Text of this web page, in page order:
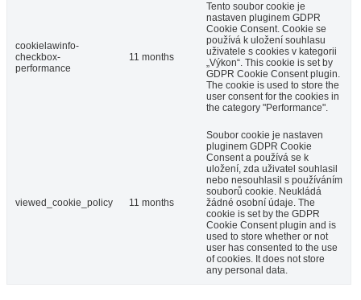
cookielawinfo-
checkbox-
performance
11 months
Tento soubor cookie je
nastaven pluginem GDPR
Cookie Consent. Cookie se
používá k uložení souhlasu
uživatele s cookies v kategorii
„Výkon“. This cookie is set by
GDPR Cookie Consent plugin.
The cookie is used to store the
user consent for the cookies in
the category "Performance".
viewed_cookie_policy 11 months
Soubor cookie je nastaven
pluginem GDPR Cookie
Consent a používá se k
uložení, zda uživatel souhlasil
nebo nesouhlasil s používáním
souborů cookie. Neukládá
žádné osobní údaje. The
cookie is set by the GDPR
Cookie Consent plugin and is
used to store whether or not
user has consented to the use
of cookies. It does not store
any personal data.